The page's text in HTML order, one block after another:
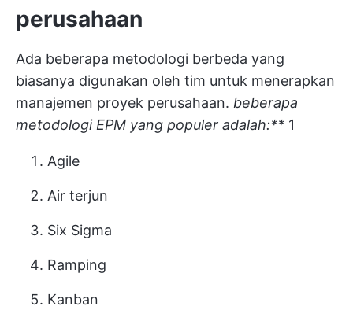
perusahaan
Ada beberapa metodologi berbeda yang
biasanya digunakan oleh tim untuk menerapkan
manajemen proyek perusahaan. beberapa
metodologi EPM yang populer adalah:** 1
Agile
Air terjun
Six Sigma
Ramping
Kanban